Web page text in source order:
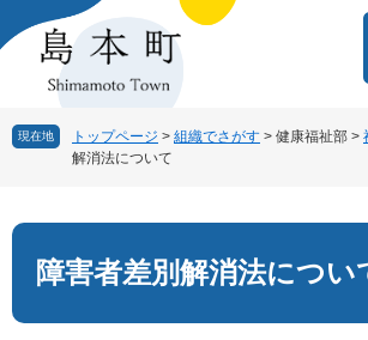
ー
ニ
本
現在地 トップページ > 組織でさがす > 健康福祉部 >
解消法について
文
障害者差別解消法につい